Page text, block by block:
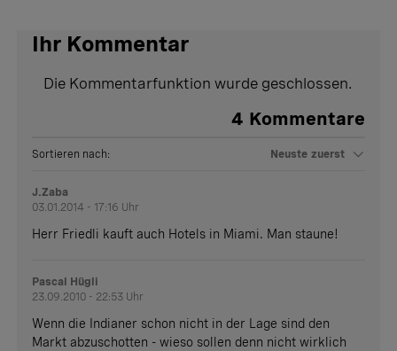
Ihr Kommentar
Die Kommentarfunktion wurde geschlossen.
4 Kommentare
Sortieren nach: Neuste zuerst
J.Zaba
03.01.2014 - 17:16 Uhr
Herr Friedli kauft auch Hotels in Miami. Man staune!
Pascal Hügli
23.09.2010 - 22:53 Uhr
Wenn die Indianer schon nicht in der Lage sind den
Markt abzuschotten - wieso sollen denn nicht wirklich